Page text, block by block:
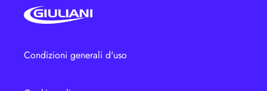
Condizioni generali d'uso